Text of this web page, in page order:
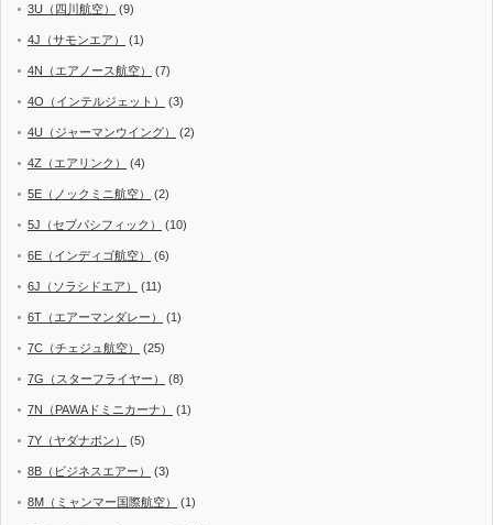
3U（四川航空） (9)
4J（サモンエア） (1)
4N（エアノース航空） (7)
4O（インテルジェット） (3)
4U（ジャーマンウイング） (2)
4Z（エアリンク） (4)
5E（ノックミニ航空） (2)
5J（セブパシフィック） (10)
6E（インディゴ航空） (6)
6J（ソラシドエア） (11)
6T（エアーマンダレー） (1)
7C（チェジュ航空） (25)
7G（スターフライヤー） (8)
7N（PAWAドミニカーナ） (1)
7Y（ヤダナポン） (5)
8B（ビジネスエアー） (3)
8M（ミャンマー国際航空） (1)